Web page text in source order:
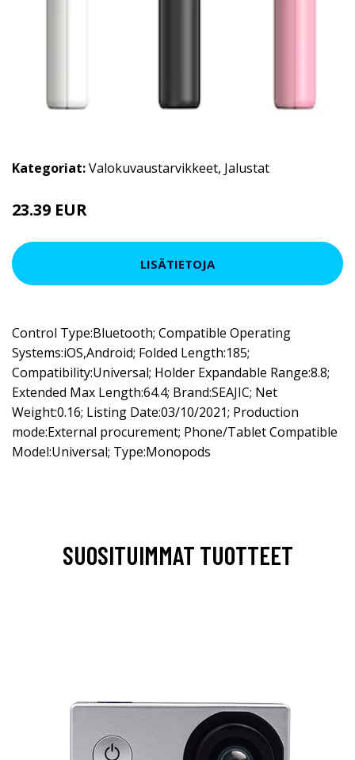
Kategoriat:Valokuvaustarvikkeet, Jalustat
23.39 EUR
LISÄTIETOJA
Control Type:Bluetooth; Compatible Operating
Systems:iOS,Android; Folded Length:185;
Compatibility:Universal; Holder Expandable Range:8.8;
Extended Max Length:64.4; Brand:SEAJIC; Net
Weight:0.16; Listing Date:03/10/2021; Production
mode:External procurement; Phone/Tablet Compatible
Model:Universal; Type:Monopods
SUOSITUIMMAT TUOTTEET